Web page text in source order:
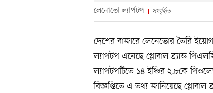
লেনোভো ল্যাপটপ সংগৃহীত
দেশের বাজারে লেনেভোর তৈরি
ল্যাপটপ এনেছে গ্লোবাল ব্র্যান্ড
ল্যাপটপটিতে ১৪ ইঞ্চির ২.৮কে
বিজ্ঞপ্তিতে এ তথ্য জানিয়েছে গ্লোবাল